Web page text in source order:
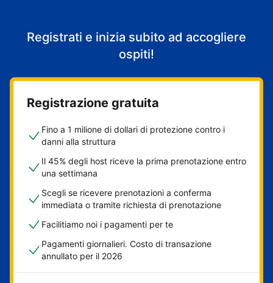
Registrati e inizia subito ad accogliere
ospiti!
Registrazione gratuita
Fino a 1 milione di dollari di protezione contro i
danni alla struttura
Il 45% degli host riceve la prima prenotazione entro
una settimana
Scegli se ricevere prenotazioni a conferma
immediata o tramite richiesta di prenotazione
Facilitiamo noi i pagamenti per te
Pagamenti giornalieri. Costo di transazione
annullato per il 2026